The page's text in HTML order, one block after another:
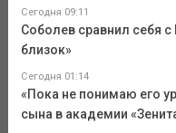
Сегодня 09:11
Соболев сравнил себя
близок»
Сегодня 01:14
«Пока не понимаю его
сына в академии